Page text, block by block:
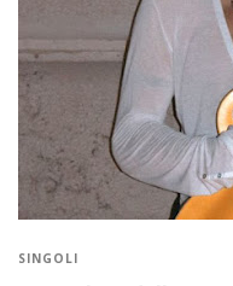
SINGOLI